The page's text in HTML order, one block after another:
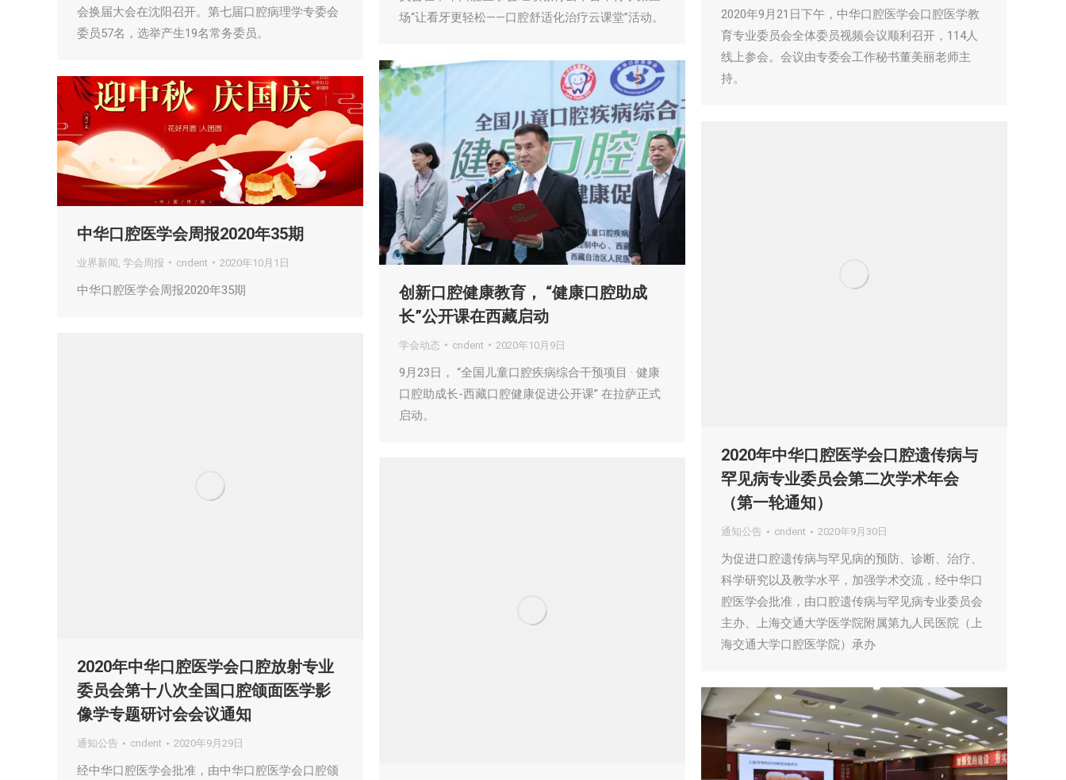
会换届大会在沈阳召开。第七届口腔病理学专委会
委员57名，选举产生19名常务委员。
场“让看牙更轻松——口腔舒适化治疗云课堂”活动。
2020年9月21日下午，中华口腔医学会口腔医学教
育专业委员会全体委员视频会议顺利召开，114人
线上参会。会议由专委会工作秘书董美丽老师主
持。
创新口腔健康教育， “健康口腔助成
长”公开课在西藏启动
学会动态 cndent 2020年10月9日
9月23日， “全国儿童口腔疾病综合干预项目 · 健康
口腔助成长-西藏口腔健康促进公开课” 在拉萨正式
启动。
中华口腔医学会周报2020年35期
业界新闻 学会周报 cndent 2020年10月1日
中华口腔医学会周报2020年35期
2020年中华口腔医学会口腔遗传病与
罕见病专业委员会第二次学术年会
（第一轮通知）
通知公告 cndent 2020年9月30日
为促进口腔遗传病与罕见病的预防、诊断、治疗、
科学研究以及教学水平，加强学术交流，经中华口
腔医学会批准，由口腔遗传病与罕见病专业委员会
主办、上海交通大学医学院附属第九人民医院（上
海交通大学口腔医学院）承办
2020年中华口腔医学会口腔放射专业
委员会第十八次全国口腔颌面医学影
像学专题研讨会会议通知
通知公告 cndent 2020年9月29日
经中华口腔医学会批准，由中华口腔医学会口腔颌